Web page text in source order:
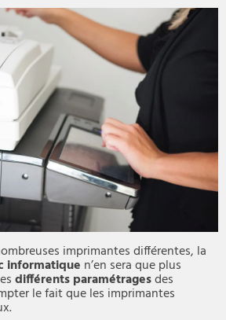
imprimantes différentes, la
informatique n’en sera que plus
différents paramétragesdes
le fait que les imprimantes